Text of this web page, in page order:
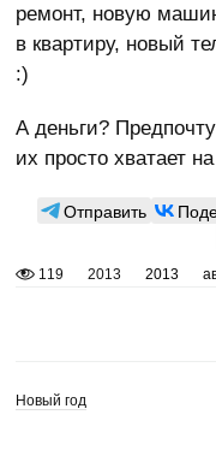
ремонт, новую
в квартиру, новый
:)
А деньги?
их просто хватает
Отправить
119 2013 2013
Новый год